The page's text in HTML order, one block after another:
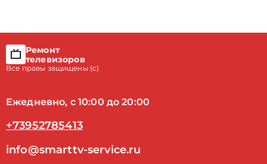
Ремонт
телевизоров
Все правы защищены (с)
Ежедневно, с 10:00 до 20:00
+73952785413
info@smarttv-service.ru